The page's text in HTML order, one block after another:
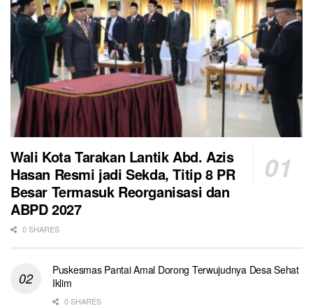
Wali Kota Tarakan Lantik Abd. Azis
Hasan Resmi jadi Sekda, Titip 8 PR
Besar Termasuk Reorganisasi dan
ABPD 2027
0 SHARES
Puskesmas Pantai Amal Dorong Terwujudnya Desa Sehat
Iklim
0 SHARES